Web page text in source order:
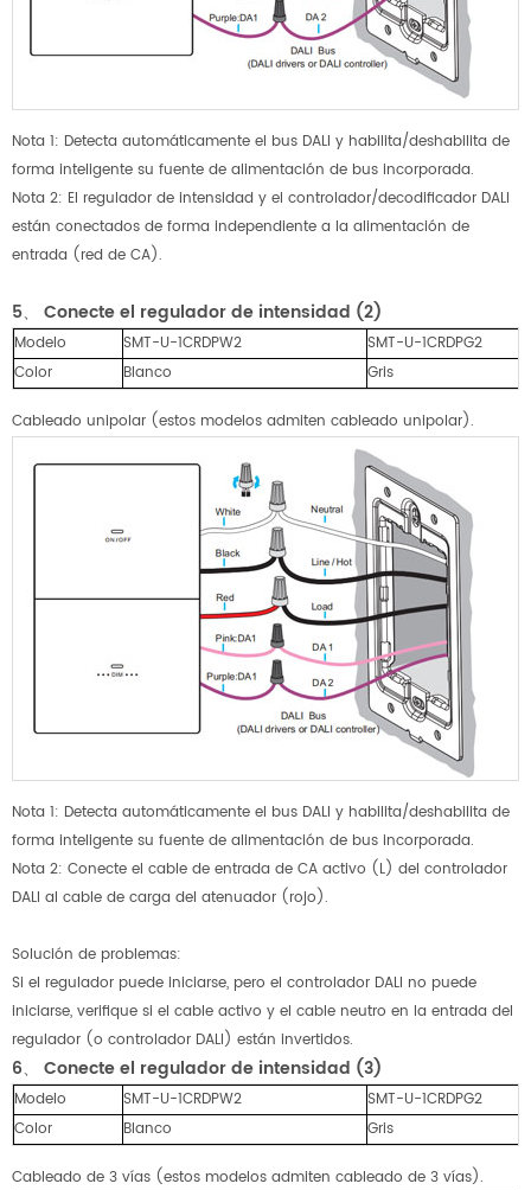
Nota 1: Detecta automáticamente el bus DALI y habilita/deshabilita de
forma inteligente su fuente de alimentación de bus incorporada.
Nota 2: El regulador de intensidad y el controlador/decodificador DALI
están conectados de forma independiente a la alimentación de
entrada (red de CA).
5、 Conecte el regulador de intensidad (2)
Modelo SMT-U-1CRDPW2
SMT-U-1CRDPG2
Color
Blanco Gris
Cableado unipolar (estos modelos admiten cableado unipolar).
Nota 1: Detecta automáticamente el bus DALI y habilita/deshabilita de
forma inteligente su fuente de alimentación de bus incorporada.
Nota 2: Conecte el cable de entrada de CA activo (L) del controlador
DALI al cable de carga del atenuador (rojo).
Solución de problemas:
Si el regulador puede iniciarse, pero el controlador DALI no puede
iniciarse, verifique si el cable activo y el cable neutro en la entrada del
regulador (o controlador DALI) están invertidos.
6、 Conecte el regulador de intensidad (3)
Modelo SMT-U-1CRDPW2
SMT-U-1CRDPG2
Color
Blanco Gris
Cableado de 3 vías (estos modelos admiten cableado de 3 vías).